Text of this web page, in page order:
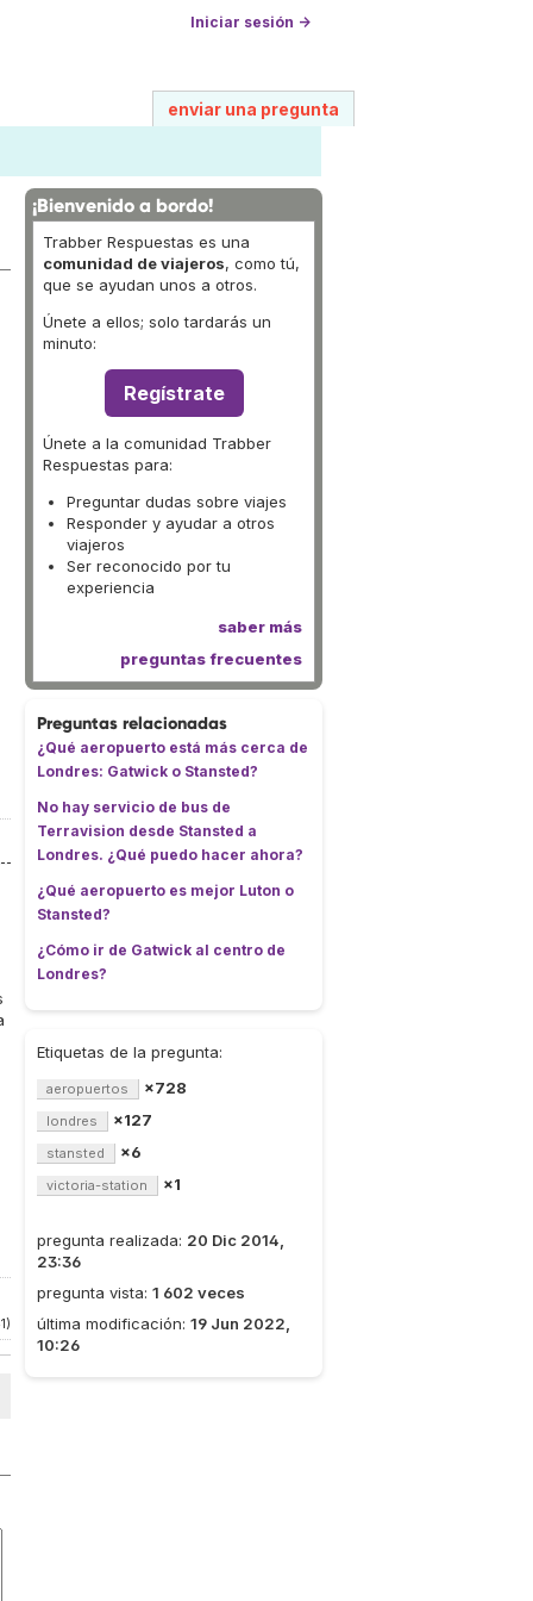
Iniciar sesión →
enviar una pregunta
¡Bienvenido a bordo!
Trabber Respuestas es una
comunidad de viajeros, como tú,
que se ayudan unos a otros.
Únete a ellos; solo tardarás un
minuto:
Regístrate
Únete a la comunidad Trabber
Respuestas para:
Preguntar dudas sobre viajes
Responder y ayudar a otros
viajeros
Ser reconocido por tu
experiencia
saber más
preguntas frecuentes
Preguntas relacionadas
¿Qué aeropuerto está más cerca de
Londres: Gatwick o Stansted?
No hay servicio de bus de
Terravision desde Stansted a
Londres. ¿Qué puedo hacer ahora?
¿Qué aeropuerto es mejor Luton o
Stansted?
¿Cómo ir de Gatwick al centro de
Londres?
Etiquetas de la pregunta:
aeropuertos ×728
londres ×127
stansted ×6
victoria-station ×1
pregunta realizada: 20 Dic 2014,
23:36
pregunta vista: 1 602 veces
última modificación: 19 Jun 2022,
10:26